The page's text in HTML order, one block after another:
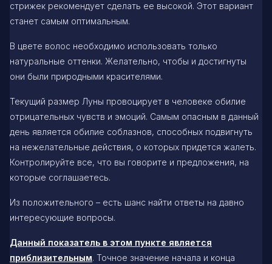
стрижек рекомендует сделать ее высокой. Этот вариант
станет самым оптимальным.
В цвете волос необходимо использовать только
натуральные оттенки. Желательно, чтобы и достигнуты
они были природными красителями.
Текущий размер Луны провоцирует в человеке обилие
отрицательных чувств и эмоций. Самым опасным в данный
день является обилие соблазнов, способных подвигнуть
на нежелательные действия, о которых придется жалеть.
Контролируйте все, что вы говорите и предложения, на
которые соглашаетесь.
Из положительного – есть шанс найти ответы на давно
интересующие вопросы.
Данный показатель в этом пункте является
приблизительным. Точное значение начала и конца